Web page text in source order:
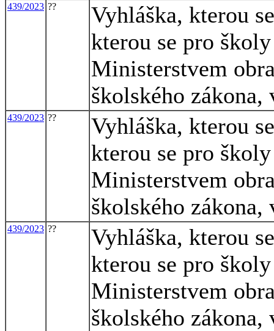
439/2023 ??
Vyhláška, kterou
kterou se pro
Ministerstvem
školského zákona,
439/2023 ??
Vyhláška, kterou
kterou se pro
Ministerstvem
školského zákona,
439/2023 ??
Vyhláška, kterou
kterou se pro
Ministerstvem
školského zákona,